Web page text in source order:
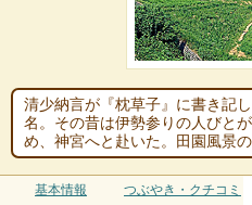
清少納言が『枕草子』に書き記
名。その昔は伊勢参りの人びと
め、神宮へと赴いた。田園風景
基本情報 つぶやき・クチコミ